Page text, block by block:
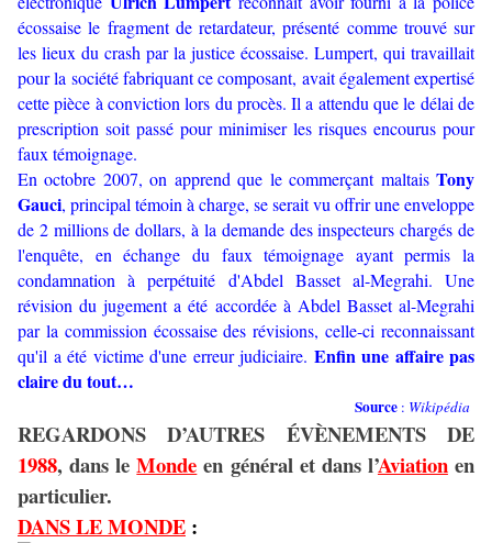
écossaise le fragment de retardateur, présenté comme trouvé sur
les lieux du crash par la justice écossaise. Lumpert, qui travaillait
pour la société fabriquant ce composant, avait également expertisé
cette pièce à conviction lors du procès. Il a attendu que le délai de
prescription soit passé pour minimiser les risques encourus pour
faux témoignage.
En octobre 2007, on apprend que le commerçant maltais Tony
Gauci, principal témoin à charge, se serait vu offrir une enveloppe
de 2 millions de dollars, à la demande des inspecteurs chargés de
l'enquête, en échange du faux témoignage ayant permis la
condamnation à perpétuité d'Abdel Basset al-Megrahi. Une
révision du jugement a été accordée à Abdel Basset al-Megrahi
par la commission écossaise des révisions, celle-ci reconnaissant
qu'il a été victime d'une erreur judiciaire. Enfin une affaire pas
claire du tout…
Source : Wikipédia
REGARDONS D’AUTRES ÉVÈNEMENTS DE
1988, dans leMonde en général et dans l’Aviationen
particulier.
DANS LE MONDE :